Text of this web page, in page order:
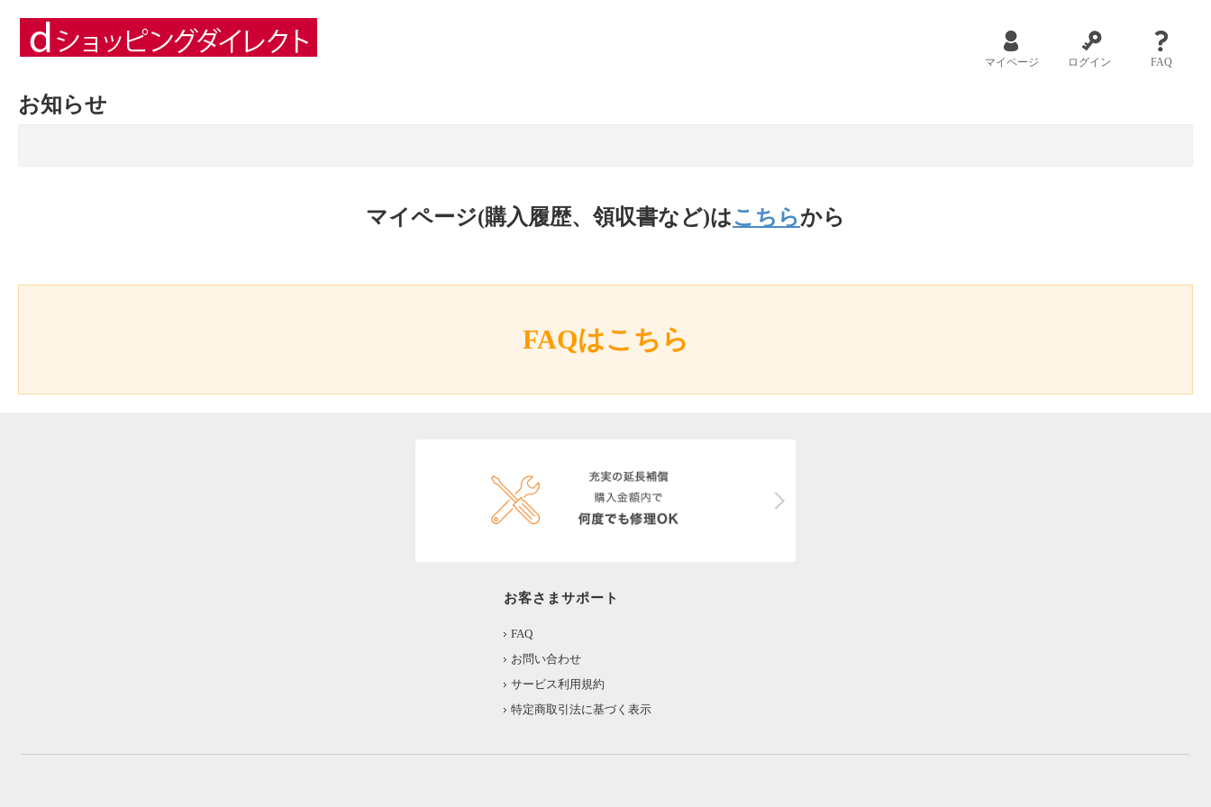
マイページ ログイン FAQ
お知らせ
マイページ(購入履歴、領収書など)はこちらから
FAQはこちら
お客さまサポート
FAQ
お問い合わせ
サービス利用規約
特定商取引法に基づく表示